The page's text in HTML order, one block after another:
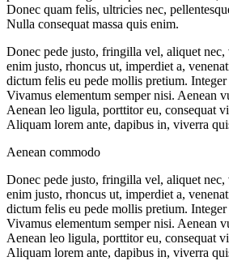
Donec quam felis, ultricies nec,
Nulla consequat massa quis enim.
Donec pede justo, fringilla vel, aliquet nec,
enim justo, rhoncus ut, imperdiet a,
dictum felis eu pede mollis pretium.
Vivamus elementum semper nisi. Aenean
Aenean leo ligula, porttitor eu, consequat
Aliquam lorem ante, dapibus in, viverra
Aenean commodo
Donec pede justo, fringilla vel, aliquet nec,
enim justo, rhoncus ut, imperdiet a,
dictum felis eu pede mollis pretium.
Vivamus elementum semper nisi. Aenean
Aenean leo ligula, porttitor eu, consequat
Aliquam lorem ante, dapibus in, viverra